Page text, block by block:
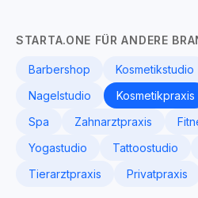
STARTA.ONE FÜR ANDERE
Barbershop Kosmetikstudio
Nagelstudio
Kosmetikpraxis
Spa
Zahnarztpraxis
Yogastudio
Tattoostudio
Tierarztpraxis
Privatpraxis